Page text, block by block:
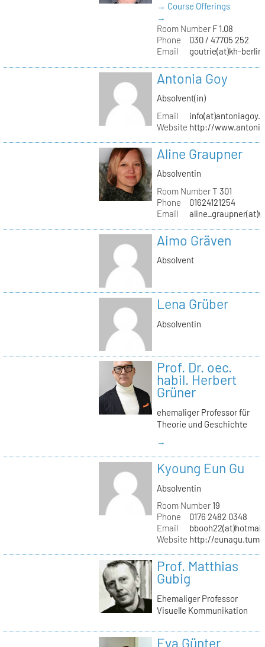
→ Course Offerings
→
Room NumberF 1.08
Phone
030 / 47705 252
Email
goutrie(at)kh-
Antonia Goy
Absolvent(in)
Email
Website http://
Aline Graupner
Absolventin
Room NumberT 301
Phone
01624121254
Email
Aimo Gräven
Absolvent
Lena Grüber
Absolventin
Prof. Dr. oec.
habil. Herbert
Grüner
ehemaliger Professor für
Theorie und Geschichte
→
Kyoung Eun Gu
Absolventin
Room Number19
Phone
0176 2482 0348
Email
Website http://
Prof. Matthias
Gubig
Ehemaliger Professor
Visuelle Kommunikation
Eva Günter